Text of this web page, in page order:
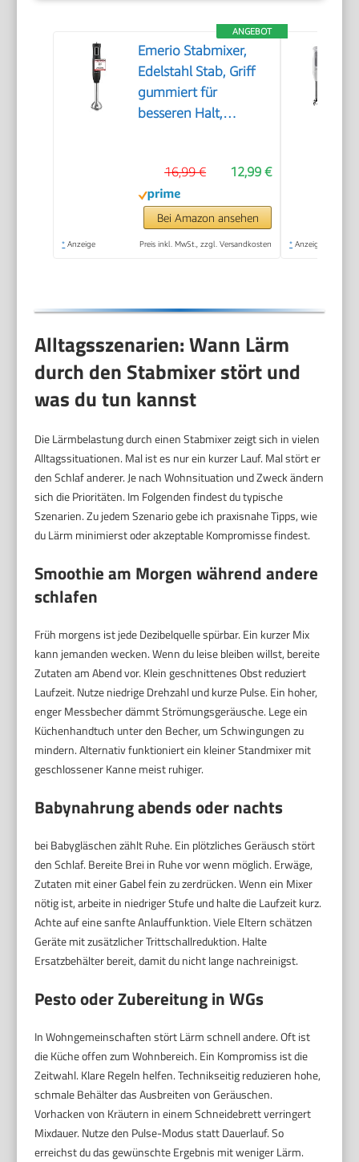
ANGEBOT
Emerio Stabmixer,
Edelstahl Stab, Griff
gummiert für
besseren Halt,
PREIS-/LEISTUNGSSIEGER
05/2017, 250 Watt,
HB-111446 Schwarz
12,99 €
16,99 €
Bei Amazon ansehen
* Anzeige Preis inkl. MwSt., zzgl. Versandkosten * Anzeige
Alltagsszenarien: Wann Lärm
durch den Stabmixer stört und
was du tun kannst
Die Lärmbelastung durch einen Stabmixer zeigt sich in vielen
Alltagssituationen. Mal ist es nur ein kurzer Lauf. Mal stört er
den Schlaf anderer. Je nach Wohnsituation und Zweck ändern
sich die Prioritäten. Im Folgenden findest du typische
Szenarien. Zu jedem Szenario gebe ich praxisnahe Tipps, wie
du Lärm minimierst oder akzeptable Kompromisse findest.
Smoothie am Morgen während andere
schlafen
Früh morgens ist jede Dezibelquelle spürbar. Ein kurzer Mix
kann jemanden wecken. Wenn du leise bleiben willst, bereite
Zutaten am Abend vor. Klein geschnittenes Obst reduziert
Laufzeit. Nutze niedrige Drehzahl und kurze Pulse. Ein hoher,
enger Messbecher dämmt Strömungsgeräusche. Lege ein
Küchenhandtuch unter den Becher, um Schwingungen zu
mindern. Alternativ funktioniert ein kleiner Standmixer mit
geschlossener Kanne meist ruhiger.
Babynahrung abends oder nachts
bei Babygläschen zählt Ruhe. Ein plötzliches Geräusch stört
den Schlaf. Bereite Brei in Ruhe vor wenn möglich. Erwäge,
Zutaten mit einer Gabel fein zu zerdrücken. Wenn ein Mixer
nötig ist, arbeite in niedriger Stufe und halte die Laufzeit kurz.
Achte auf eine sanfte Anlauffunktion. Viele Eltern schätzen
Geräte mit zusätzlicher Trittschallreduktion. Halte
Ersatzbehälter bereit, damit du nicht lange nachreinigst.
Pesto oder Zubereitung in WGs
In Wohngemeinschaften stört Lärm schnell andere. Oft ist
die Küche offen zum Wohnbereich. Ein Kompromiss ist die
Zeitwahl. Klare Regeln helfen. Technikseitig reduzieren hohe,
schmale Behälter das Ausbreiten von Geräuschen.
Vorhacken von Kräutern in einem Schneidebrett verringert
Mixdauer. Nutze den Pulse-Modus statt Dauerlauf. So
erreichst du das gewünschte Ergebnis mit weniger Lärm.